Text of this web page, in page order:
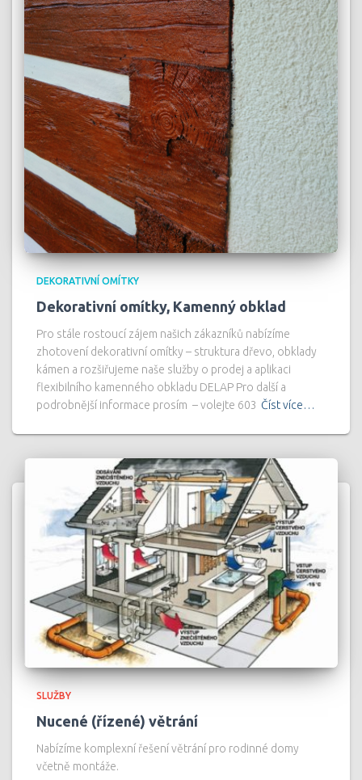
DEKORATIVNÍ OMÍTKY
Dekorativní omítky, Kamenný obklad
Pro stále rostoucí zájem našich zákazníků nabízíme
zhotovení dekorativní omítky – struktura dřevo, obklady
kámen a rozšiřujeme naše služby o prodej a aplikaci
flexibilního kamenného obkladu DELAP Pro další a
podrobnější informace prosím – volejte 603 Číst více…
SLUŽBY
Nucené (řízené) větrání
Nabízíme komplexní řešení větrání pro rodinné domy
včetně montáže.